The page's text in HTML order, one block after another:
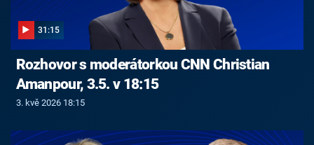
31:15
Rozhovor s moderátorkou CNN Christian
Amanpour, 3.5. v 18:15
3. kvě 2026 18:15